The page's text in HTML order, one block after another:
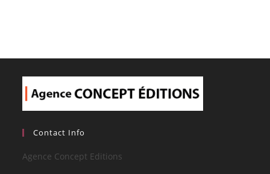
Contact Info
Agence Concept Editions